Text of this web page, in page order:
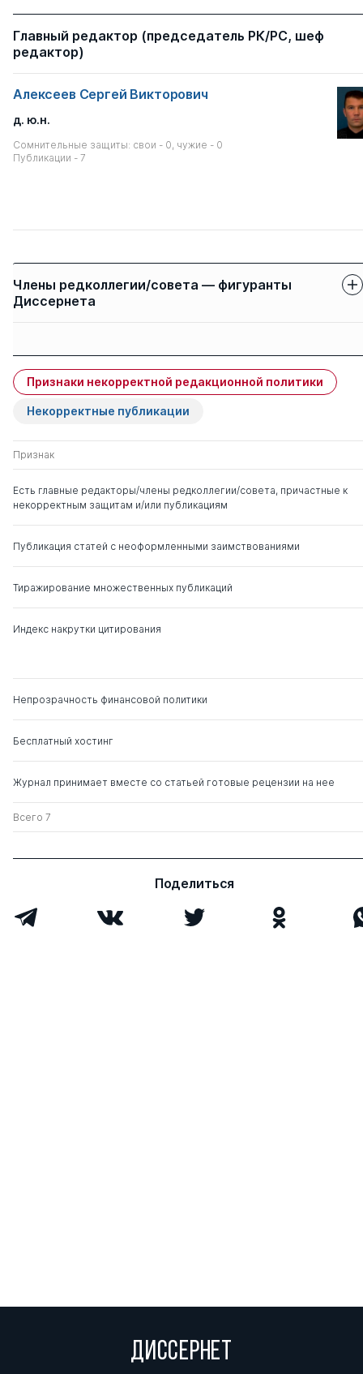
Главный редактор (председатель РК/РС, шеф
редактор)
Алексеев Сергей Викторович
д. ю.н.
Сомнительные защиты: свои - 0, чужие - 0
Публикации - 7
Члены редколлегии/совета — фигуранты
Диссернета
Комаров Сергей
Александрович
д. ю.н. 0 21
Малько Александр
Васильевич
Болтинова Ольга
Викторовна
д. ю.н.
Исаев Игорь Андреевич д. ю.н. 0 8
Каламкарян Рубен
д. ю.н. 0 5
Викторовна
Признаки некорректной редакционной политики
Некорректные публикации
Признак
Есть главные редакторы/члены редколлегии/совета, причастные к
некорректным защитам и/или публикациям
Публикация статей с неоформленными заимствованиями
Тиражирование множественных публикаций
Индекс накрутки цитирования
Непрозрачность финансовой политики
Бесплатный хостинг
Журнал принимает вместе со статьей готовые рецензии на нее
Всего 7
Поделиться
ДИССЕРНЕТ